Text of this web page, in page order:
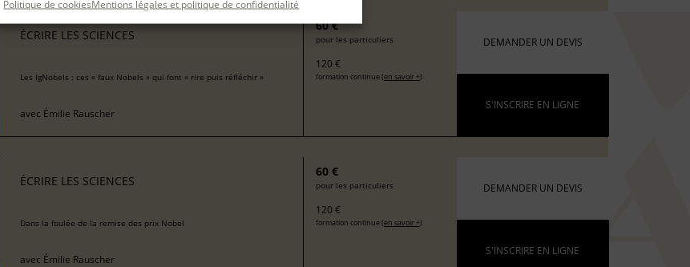
Politique de cookiesMentions légales et politique de confidentialité
ÉCRIRE LES SCIENCES
Les IgNobels : ces « faux Nobels » qui font « rire puis réfléchir »
avec Émilie Rauscher
60 €
pour les particuliers
120 €
formation continue (en savoir +)
DEMANDER UN DEVIS
S'INSCRIRE EN LIGNE
ÉCRIRE LES SCIENCES
Dans la foulée de la remise des prix Nobel
avec Émilie Rauscher
60 €
pour les particuliers
120 €
formation continue (en savoir +)
DEMANDER UN DEVIS
S'INSCRIRE EN LIGNE